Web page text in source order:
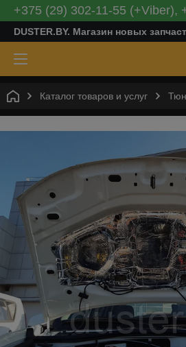
+375 (29) 302-11-55 (+Viber),
DUSTER.BY. Магазин новых
Каталог товаров и услуг